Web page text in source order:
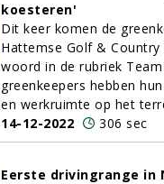
koesteren'
Dit keer komen de
Hattemse Golf & Country
woord in de rubriek
greenkeepers hebben
en werkruimte op het
14-12-2022
306 sec
Eerste drivingrange in